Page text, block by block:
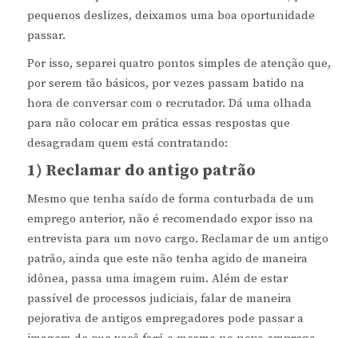
pequenos deslizes, deixamos uma boa oportunidade
passar.
Por isso, separei quatro pontos simples de atenção que,
por serem tão básicos, por vezes passam batido na
hora de conversar com o recrutador. Dá uma olhada
para não colocar em prática essas respostas que
desagradam quem está contratando:
1) Reclamar do antigo patrão
Mesmo que tenha saído de forma conturbada de um
emprego anterior, não é recomendado expor isso na
entrevista para um novo cargo. Reclamar de um antigo
patrão, ainda que este não tenha agido de maneira
idônea, passa uma imagem ruim. Além de estar
passível de processos judiciais, falar de maneira
pejorativa de antigos empregadores pode passar a